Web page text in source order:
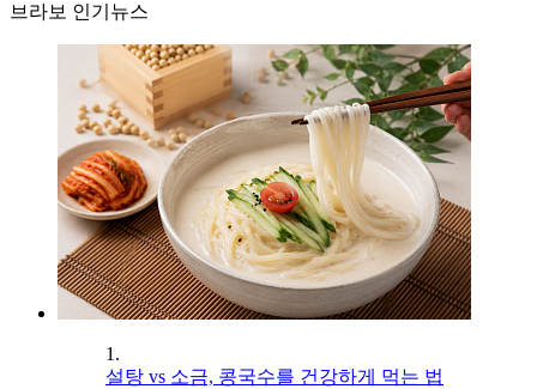
브라보 인기뉴스
1.
설탕 vs 소금, 콩국수를 건강하게 먹는 법